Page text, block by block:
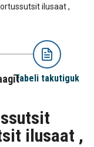
ilusaat ,
Tabeli takutiguk
ilusaat ,